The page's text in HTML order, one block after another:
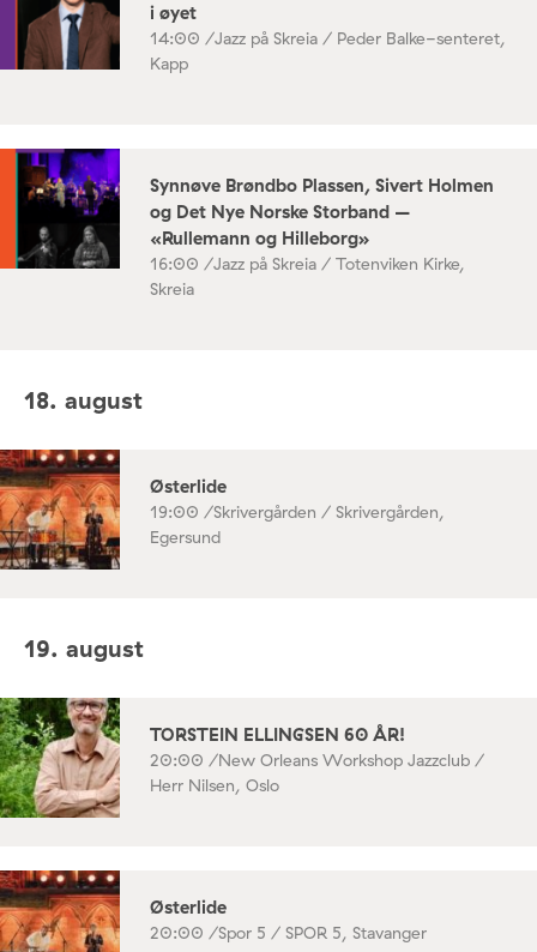
i øyet
14:00 /Jazz på Skreia / Peder Balke-senteret,
Kapp
Synnøve Brøndbo Plassen, Sivert Holmen
og Det Nye Norske Storband –
«Rullemann og Hilleborg»
16:00 /Jazz på Skreia / Totenviken Kirke,
Skreia
18. august
Østerlide
19:00 /Skrivergården / Skrivergården,
Egersund
19. august
TORSTEIN ELLINGSEN 60 ÅR!
20:00 /New Orleans Workshop Jazzclub /
Herr Nilsen, Oslo
Østerlide
20:00 /Spor 5 / SPOR 5, Stavanger